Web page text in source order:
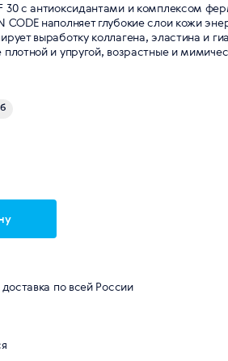
30 с антиоксидантами и комплексом
CODE наполняет глубокие слои кожи
выработку коллагена, эластина и
плотной и упругой, возрастные и
б
по всей России